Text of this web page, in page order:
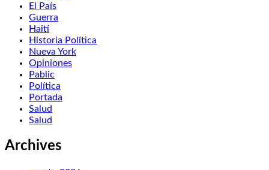
El País
Guerra
Haití
Historia Política
Nueva York
Opiniones
Pablic
Política
Portada
Salud
Salud
Archives